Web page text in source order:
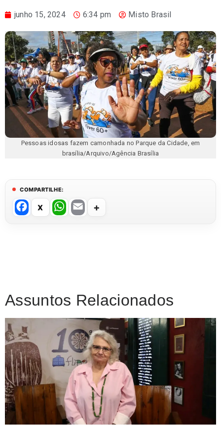
junho 15, 2024 6:34 pm Misto Brasil
Pessoas idosas fazem camonhada no Parque da Cidade, em
brasília/Arquivo/Agência Brasília
COMPARTILHE:
F
a
o
k
W
h
p
E
Assuntos Relacionados